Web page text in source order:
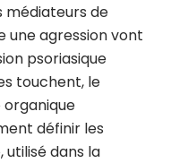
médiateurs de
une agression vont
psoriasique
touchent, le
définir les
dans la